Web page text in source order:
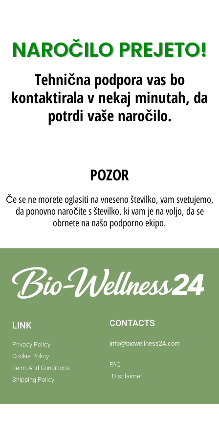
NAROČILO PREJETO!
Tehnična podpora vas bo
kontaktirala v nekaj minutah, da
potrdi vaše naročilo.
POZOR
Če se ne morete oglasiti na vneseno številko, vam svetujemo,
da ponovno naročite s številko, ki vam je na voljo, da se
obrnete na našo podporno ekipo.
LINK
Privacy Policy
Cookie Policy
Term And Conditions
Shipping Policy
CONTACTS
info@biowellness24.com
FAQ
Disclaimer